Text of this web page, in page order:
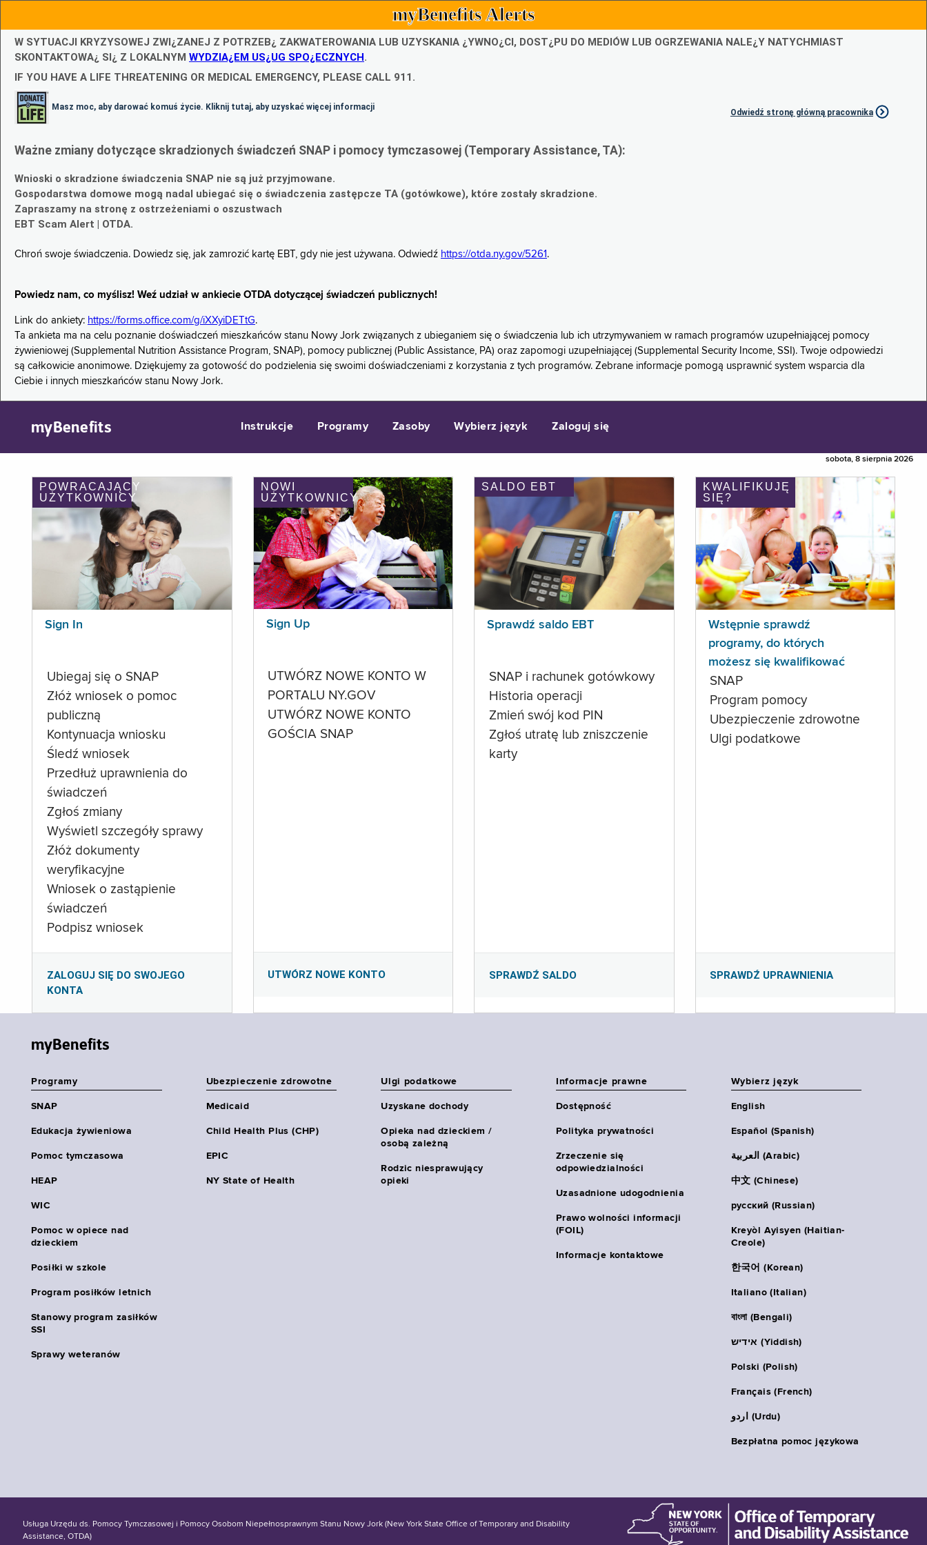
myBenefits Alerts
W SYTUACJI KRYZYSOWEJ ZWI¿ZANEJ Z POTRZEB¿ ZAKWATEROWANIA LUB UZYSKANIA ¿YWNO¿CI, DOST¿PU DO MEDIÓW LUB OGRZEWANIA NALE¿Y NATYCHMIAST
SKONTAKTOWA¿ SI¿ Z LOKALNYM WYDZIA¿EM US¿UG SPO¿ECZNYCH.
IF YOU HAVE A LIFE THREATENING OR MEDICAL EMERGENCY, PLEASE CALL 911.
Masz moc, aby darować komuś życie. Kliknij tutaj, aby uzyskać więcej informacji
Odwiedź stronę główną pracownika
Ważne zmiany dotyczące skradzionych świadczeń SNAP i pomocy tymczasowej (Temporary Assistance, TA):
Wnioski o skradzione świadczenia SNAP nie są już przyjmowane.
Gospodarstwa domowe mogą nadal ubiegać się o świadczenia zastępcze TA (gotówkowe), które zostały skradzione.
Zapraszamy na stronę z ostrzeżeniami o oszustwach
EBT Scam Alert | OTDA.
Chroń swoje świadczenia. Dowiedz się, jak zamrozić kartę EBT, gdy nie jest używana. Odwiedź https://otda.ny.gov/5261 .
Powiedz nam, co myślisz! Weź udział w ankiecie OTDA dotyczącej świadczeń publicznych!
Link do ankiety: https://forms.office.com/g/iXXyiDETtG.
Ta ankieta ma na celu poznanie doświadczeń mieszkańców stanu Nowy Jork związanych z ubieganiem się o świadczenia lub ich utrzymywaniem w ramach programów uzupełniającej pomocy
żywieniowej (Supplemental Nutrition Assistance Program, SNAP), pomocy publicznej (Public Assistance, PA) oraz zapomogi uzupełniającej (Supplemental Security Income, SSI). Twoje odpowiedzi
są całkowicie anonimowe. Dziękujemy za gotowość do podzielenia się swoimi doświadczeniami z korzystania z tych programów. Zebrane informacje pomogą usprawnić system wsparcia dla
Ciebie i innych mieszkańców stanu Nowy Jork.
myBenefits Instrukcje Programy Zasoby Wybierz język Zaloguj się
sobota, 8 sierpnia 2026
POWRACAJĄCY
UŻYTKOWNICY
Sign In
Ubiegaj się o SNAP
Złóż wniosek o pomoc
publiczną
Kontynuacja wniosku
Śledź wniosek
Przedłuż uprawnienia do
świadczeń
Zgłoś zmiany
Wyświetl szczegóły sprawy
Złóż dokumenty
weryfikacyjne
Wniosek o zastąpienie
świadczeń
Podpisz wniosek
ZALOGUJ SIĘ DO SWOJEGO
KONTA
NOWI
UŻYTKOWNICY
Sign Up
UTWÓRZ NOWE KONTO W
PORTALU NY.GOV
UTWÓRZ NOWE KONTO
GOŚCIA SNAP
UTWÓRZ NOWE KONTO
SALDO EBT
Sprawdź saldo EBT
SNAP i rachunek gotówkowy
Historia operacji
Zmień swój kod PIN
Zgłoś utratę lub zniszczenie
karty
SPRAWDŹ SALDO
KWALIFIKUJĘ
SIĘ?
Wstępnie sprawdź
programy, do których
możesz się kwalifikować
SNAP
Program pomocy
Ubezpieczenie zdrowotne
Ulgi podatkowe
SPRAWDŹ UPRAWNIENIA
myBenefits
Programy
SNAP
Edukacja żywieniowa
Pomoc tymczasowa
HEAP
WIC
Pomoc w opiece nad
dzieckiem
Posiłki w szkole
Program posiłków letnich
Stanowy program zasiłków
SSI
Sprawy weteranów
Ubezpieczenie zdrowotne
Medicaid
Child Health Plus (CHP)
EPIC
NY State of Health
Ulgi podatkowe
Uzyskane dochody
Opieka nad dzieckiem /
osobą zależną
Rodzic niesprawujący
opieki
Informacje prawne
Dostępność
Polityka prywatności
Zrzeczenie się
odpowiedzialności
Uzasadnione udogodnienia
Prawo wolności informacji
(FOIL)
Informacje kontaktowe
Wybierz język
English
Español (Spanish)
العربية (Arabic)
中文 (Chinese)
русский (Russian)
Kreyòl Ayisyen (Haitian-
Creole)
한국어 (Korean)
Italiano (Italian)
বাংলা (Bengali)
אידיש (Yiddish)
Polski (Polish)
Français (French)
اردو (Urdu)
Bezpłatna pomoc językowa
Usługa Urzędu ds. Pomocy Tymczasowej i Pomocy Osobom Niepełnosprawnym Stanu Nowy Jork (New York State Office of Temporary and Disability
Assistance, OTDA)